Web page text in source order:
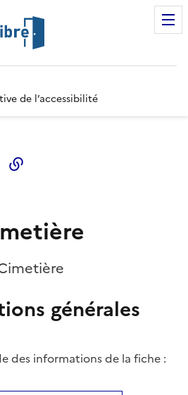
de l’accessibilité
Twitter)
Linkedin
générales
des informations de la fiche :